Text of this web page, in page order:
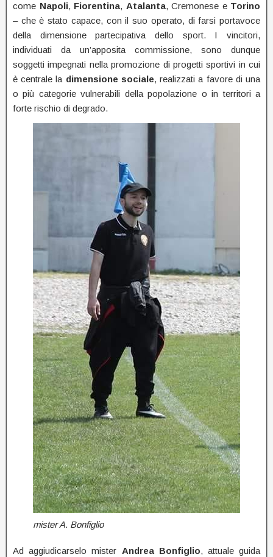
come Napoli, Fiorentina, Atalanta, Cremonese e Torino
– che è stato capace, con il suo operato, di farsi portavoce
della dimensione partecipativa dello sport. I vincitori,
individuati da un’apposita commissione, sono dunque
soggetti impegnati nella promozione di progetti sportivi in cui
è centrale la dimensione sociale, realizzati a favore di una
o più categorie vulnerabili della popolazione o in territori a
forte rischio di degrado.
mister A. Bonfiglio
Ad aggiudicarselo mister Andrea Bonfiglio, attuale guida